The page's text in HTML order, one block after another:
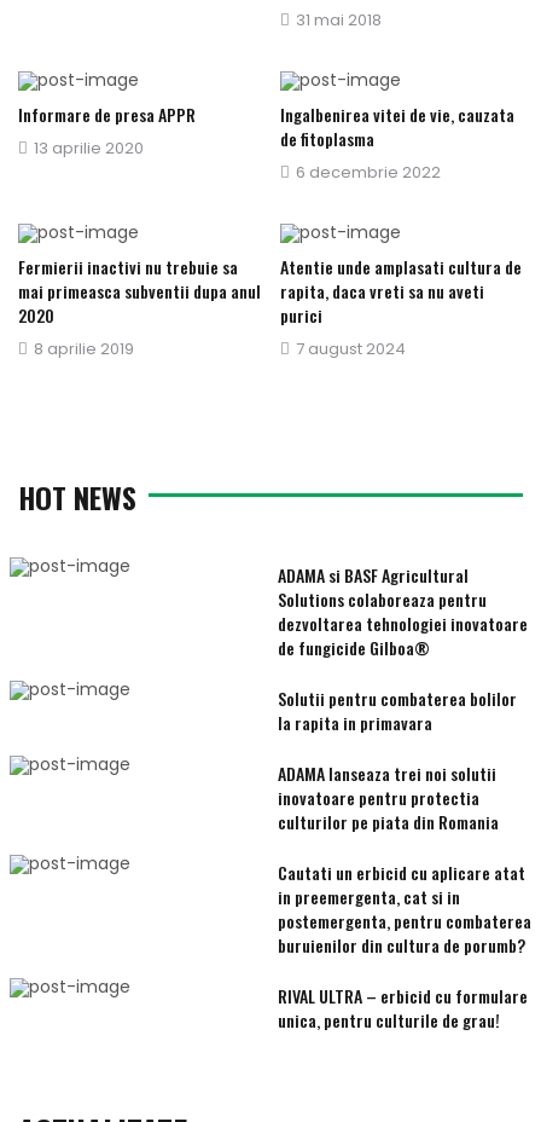
Publicat
31 mai 2018
Informare de presa APPR
Publicat
13 aprilie 2020
Ingalbenirea vitei de vie, cauzata
de fitoplasma
Publicat
6 decembrie 2022
Fermierii inactivi nu trebuie sa
mai primeasca subventii dupa anul
2020
Publicat
8 aprilie 2019
Atentie unde amplasati cultura de
rapita, daca vreti sa nu aveti
purici
Publicat
7 august 2024
HOT NEWS
ADAMA si BASF Agricultural
Solutions colaboreaza pentru
dezvoltarea tehnologiei inovatoare
de fungicide Gilboa®
Solutii pentru combaterea bolilor
la rapita in primavara
ADAMA lanseaza trei noi solutii
inovatoare pentru protectia
culturilor pe piata din Romania
Cautati un erbicid cu aplicare atat
in preemergenta, cat si in
postemergenta, pentru combaterea
buruienilor din cultura de porumb?
RIVAL ULTRA – erbicid cu formulare
unica, pentru culturile de grau!